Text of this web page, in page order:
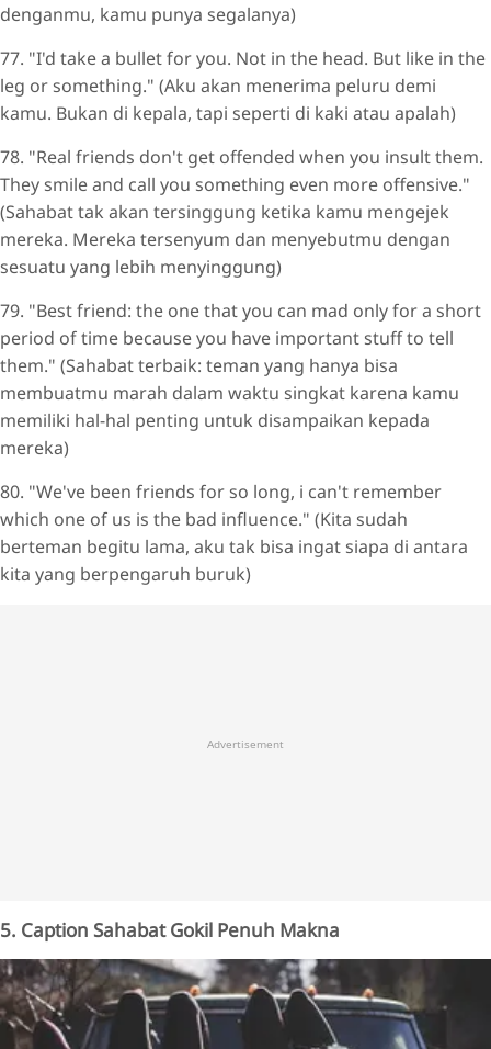
denganmu, kamu punya segalanya)
77. "I'd take a bullet for you. Not in the head. But like in the
leg or something." (Aku akan menerima peluru demi
kamu. Bukan di kepala, tapi seperti di kaki atau apalah)
78. "Real friends don't get offended when you insult them.
They smile and call you something even more offensive."
(Sahabat tak akan tersinggung ketika kamu mengejek
mereka. Mereka tersenyum dan menyebutmu dengan
sesuatu yang lebih menyinggung)
79. "Best friend: the one that you can mad only for a short
period of time because you have important stuff to tell
them." (Sahabat terbaik: teman yang hanya bisa
membuatmu marah dalam waktu singkat karena kamu
memiliki hal-hal penting untuk disampaikan kepada
mereka)
80. "We've been friends for so long, i can't remember
which one of us is the bad influence." (Kita sudah
berteman begitu lama, aku tak bisa ingat siapa di antara
kita yang berpengaruh buruk)
Advertisement
5. Caption Sahabat Gokil Penuh Makna